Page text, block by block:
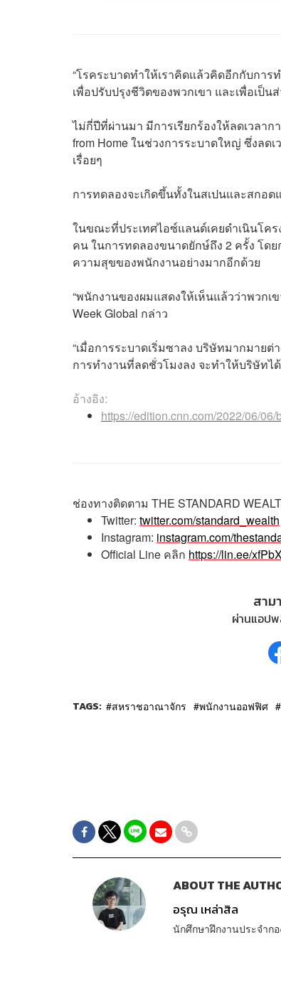
“โรคระบาดทำให้เราคิดแล้วคิดอีกกับการ
เพื่อปรับปรุงชีวิตของพวกเขา และเพื่อเป็
ไม่กี่ปีที่ผ่านมา มีการเรียกร้องให้ลดเวลา
from Home ในช่วงการระบาดใหญ่ ซึ่งลด
เรื่อยๆ
การทดลองจะเกิดขึ้นทั้งในสเปนและสกอ
ในขณะที่ประเทศไอซ์แลนด์เคยดำเนินโคร
คน ในการทดลองขนาดยักษ์ถึง 2 ครั้ง โด
ความสุขของพนักงานอย่างมากอีกด้วย
“พนักงานของผมแสดงให้เห็นแล้วว่าพวกเ
Week Global กล่าว
“เมื่อการระบาดเริ่มซาลง บริษัทมากมา
การทำงานที่ลดชั่วโมงลง จะทำให้บริษัทไ
อ้างอิง:
https://edition.cnn.com/2022/06/
ช่องทางติดตาม THE STANDARD
Twitter: twitter.com/standard_wealth
Instagram: instagram.com/
Official Line คลิก https://lin.ee/
สาม
ผ่านแอป
TAGS: สหราชอาณาจักร พนักงานออฟฟิศ
ABOUT THE
อรุณ เหล่าสิล
นักศึกษาฝึกงานประจำกอ